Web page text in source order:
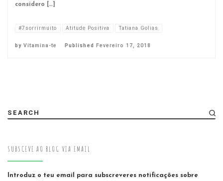
considero […]
#7sorrirmuito Atitude Positiva Tatiana Golias
by Vitamina-te Published Fevereiro 17, 2018
SEARCH
SUBSCEVE AO BLOG VIA EMAIL
Introduz o teu email para subscreveres notificações sobre